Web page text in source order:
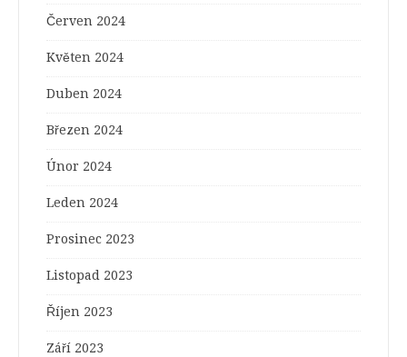
Červen 2024
Květen 2024
Duben 2024
Březen 2024
Únor 2024
Leden 2024
Prosinec 2023
Listopad 2023
Říjen 2023
Září 2023